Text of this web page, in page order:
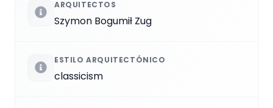
ARQUITECTOS
Szymon Bogumił Zug
ESTILO ARQUITECTÓNICO
classicism